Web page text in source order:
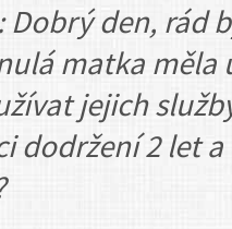
Dobrý den,
matka
jejich
dodržení 2 let